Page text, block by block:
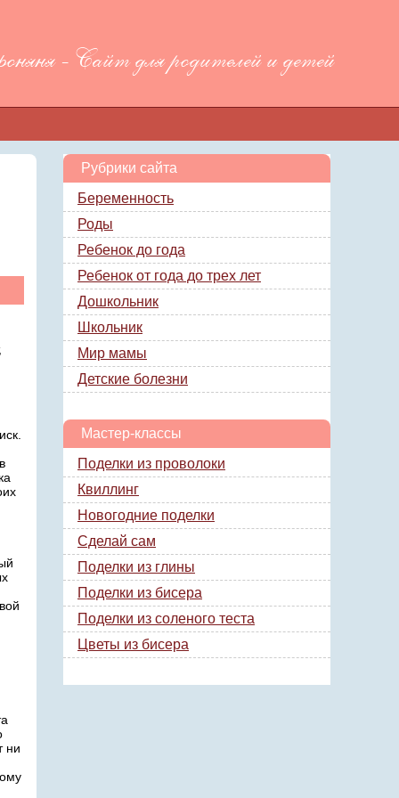
- Сайт для родителей и детей
ни
Рубрики сайта
Беременность
Роды
Ребенок до года
Ребенок от года до трех лет
Дошкольник
Школьник
Мир мамы
Детские болезни
Мастер-классы
Поделки из проволоки
Квиллинг
Новогодние поделки
Сделай сам
Поделки из глины
Поделки из бисера
Поделки из соленого теста
Цветы из бисера